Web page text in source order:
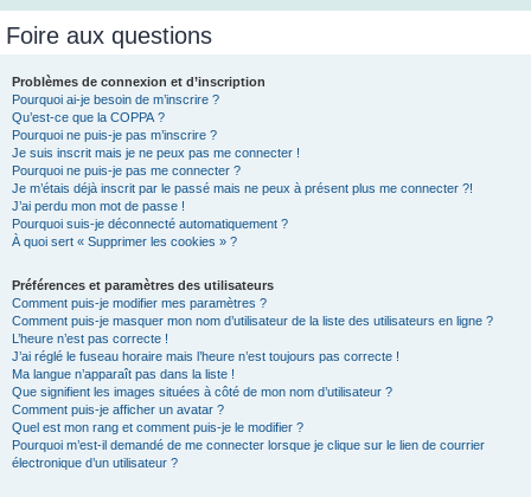
Foire aux questions
Problèmes de connexion et d’inscription
Pourquoi ai-je besoin de m’inscrire ?
Qu’est-ce que la COPPA ?
Pourquoi ne puis-je pas m’inscrire ?
Je suis inscrit mais je ne peux pas me connecter !
Pourquoi ne puis-je pas me connecter ?
Je m’étais déjà inscrit par le passé mais ne peux à présent plus me connecter ?!
J’ai perdu mon mot de passe !
Pourquoi suis-je déconnecté automatiquement ?
À quoi sert « Supprimer les cookies » ?
Préférences et paramètres des utilisateurs
Comment puis-je modifier mes paramètres ?
Comment puis-je masquer mon nom d’utilisateur de la liste des utilisateurs en ligne ?
L’heure n’est pas correcte !
J’ai réglé le fuseau horaire mais l’heure n’est toujours pas correcte !
Ma langue n’apparaît pas dans la liste !
Que signifient les images situées à côté de mon nom d’utilisateur ?
Comment puis-je afficher un avatar ?
Quel est mon rang et comment puis-je le modifier ?
Pourquoi m’est-il demandé de me connecter lorsque je clique sur le lien de courrier
électronique d’un utilisateur ?